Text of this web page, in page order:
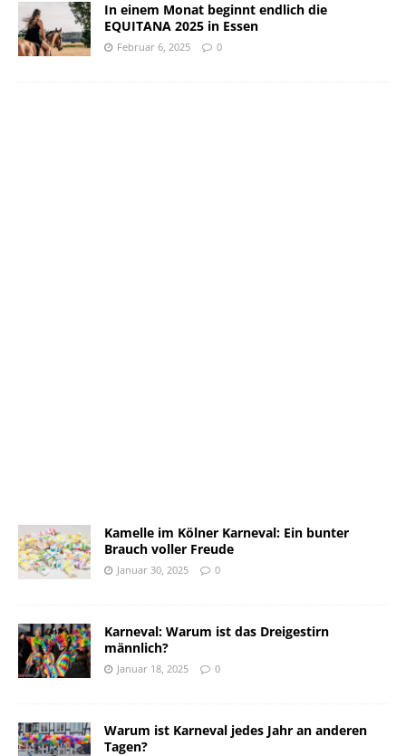
In einem Monat beginnt endlich die
EQUITANA 2025 in Essen
Februar 6, 2025 0
Kamelle im Kölner Karneval: Ein bunter
Brauch voller Freude
Januar 30, 2025 0
Karneval: Warum ist das Dreigestirn
männlich?
Januar 18, 2025 0
Warum ist Karneval jedes Jahr an anderen
Tagen?